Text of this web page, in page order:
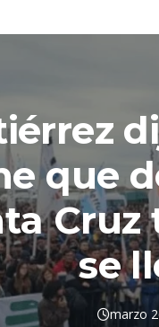
que
Cruz
se
marzo